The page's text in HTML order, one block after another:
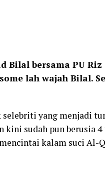
Bilal bersama PU
lah wajah Bilal.
selebriti yang menjadi
kini sudah pun berusia
kalam suci Al-